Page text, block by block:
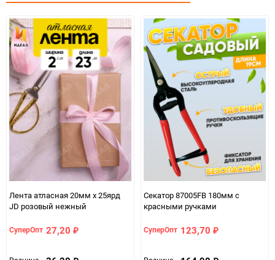
Лента атласная 20мм х 25ярд
JD розовый нежный
СуперОпт 27,20 ₽
Секатор 87005FB 180мм с
красными ручками
СуперОпт 123,70 ₽